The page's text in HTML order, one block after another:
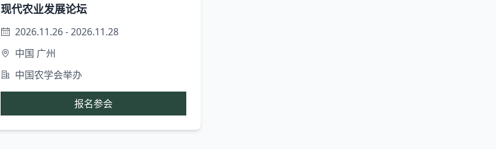
现代农业发展论坛
2026.11.26 - 2026.11.28
中国 广州
中国农学会举办
报名参会